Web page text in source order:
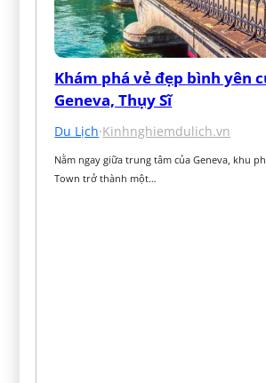
Khám phá vẻ đẹp bình yên
Geneva, Thụy Sĩ
Du Lịch·Kinhnghiemdulich.vn
Nằm ngay giữa trung tâm của Geneva, khu
Town trở thành một…